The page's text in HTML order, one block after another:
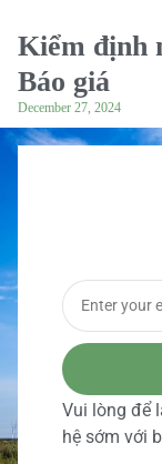
Kiểm định
Báo giá
December 27, 2024
Vui lòng để
hệ sớm với